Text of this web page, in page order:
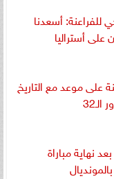
للفراعنة: أسعدنا
على أستراليا
على موعد مع التاريخ
نهاية مباراة